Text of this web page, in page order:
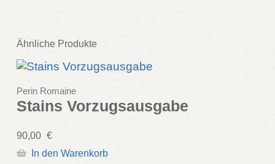
Ähnliche Produkte
Perin Romaine
Stains Vorzugsausgabe
90,00 €
In den Warenkorb